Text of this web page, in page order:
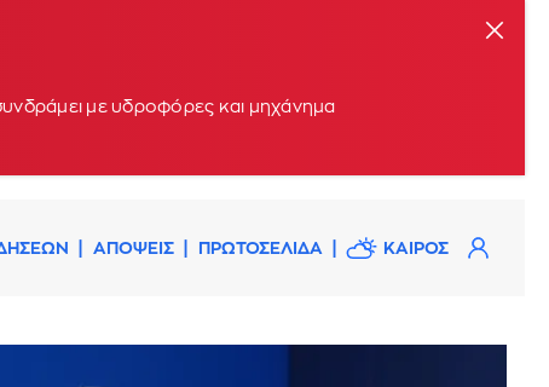
με υδροφόρες και μηχάνημα
ΑΠΟΨΕΙΣ ΠΡΩΤΟΣΕΛΙΔΑ ΚΑΙΡΟΣ